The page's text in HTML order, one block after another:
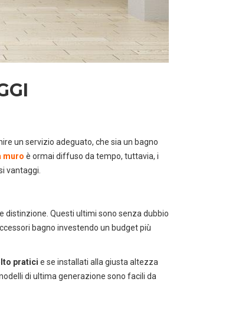
un servizio adeguato, che sia un bagno
muro è ormai diffuso da tempo, tuttavia, i
vantaggi.
distinzione. Questi ultimi sono senza dubbio
bagno investendo un budget più
pratici e se installati alla giusta altezza
di ultima generazione sono facili da